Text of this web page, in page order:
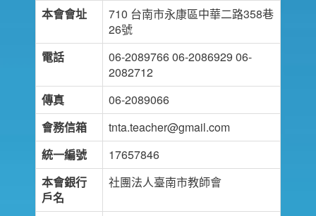
本會會址
710 台南市永康區中華二路358巷
26號
電話
06-2089766 06-2086929 06-
2082712
傳真
06-2089066
會務信箱
tnta.teacher@gmail.com
統一編號
17657846
本會銀行
戶名
社團法人臺南市教師會